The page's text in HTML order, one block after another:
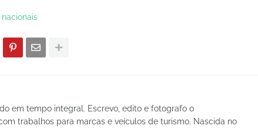
em tempo integral. Escrevo, edito e fotografo o
trabalhos para marcas e veículos de turismo. Nascida no